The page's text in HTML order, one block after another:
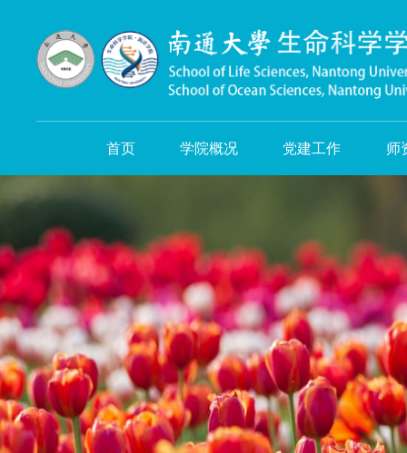
首页 学院概况 党建工作